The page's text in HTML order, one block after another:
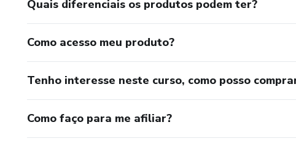
Quais diferenciais os produtos podem ter?
Como acesso meu produto?
Tenho interesse neste curso, como posso
Como faço para me afiliar?